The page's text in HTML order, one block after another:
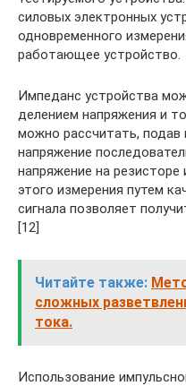
силовых электронных
одновременного
работающее устройство.
Импеданс устройства
делением напряжения и
можно рассчитать, подав
напряжение
напряжение на резисторе
этого измерения путем
сигнала позволяет
[12]
Читайте также:
сложных
тока.
Использование